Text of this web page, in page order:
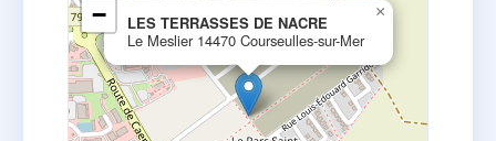
LES TERRASSES DE NACRE
Le Meslier 14470 Courseulles-sur-Mer
×
−